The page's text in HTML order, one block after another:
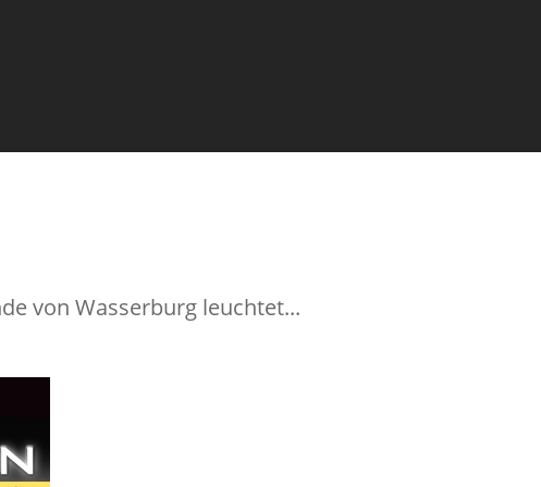
von Wasserburg leuchtet...